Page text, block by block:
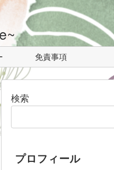
免責事項
検索
プロフィール